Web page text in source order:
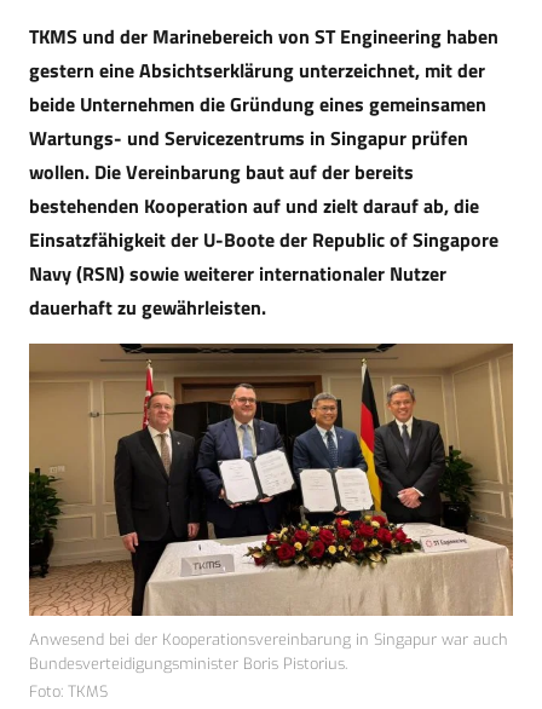
TKMS und der Marinebereich von ST Engineering haben
gestern eine Absichtserklärung unterzeichnet, mit der
beide Unternehmen die Gründung eines gemeinsamen
Wartungs- und Servicezentrums in Singapur prüfen
wollen. Die Vereinbarung baut auf der bereits
bestehenden Kooperation auf und zielt darauf ab, die
Einsatzfähigkeit der U-Boote der Republic of Singapore
Navy (RSN) sowie weiterer internationaler Nutzer
dauerhaft zu gewährleisten.
Anwesend bei der Kooperationsvereinbarung in Singapur war auch
Bundesverteidigungsminister Boris Pistorius.
Foto: TKMS